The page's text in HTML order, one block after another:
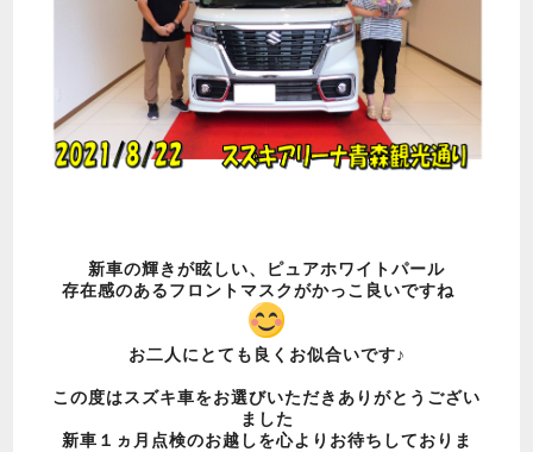
新車の輝きが眩しい、ピュアホワイトパール
存在感のあるフロントマスクがかっこ良いですね
お二人にとても良くお似合いです♪
この度はスズキ車をお選びいただきありがとうござい
ました
新車１ヵ月点検のお越しを心よりお待ちしておりま